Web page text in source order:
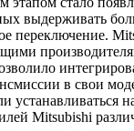
выдерживать
переключение.
в свои
устанавливаться
Mitsubishi